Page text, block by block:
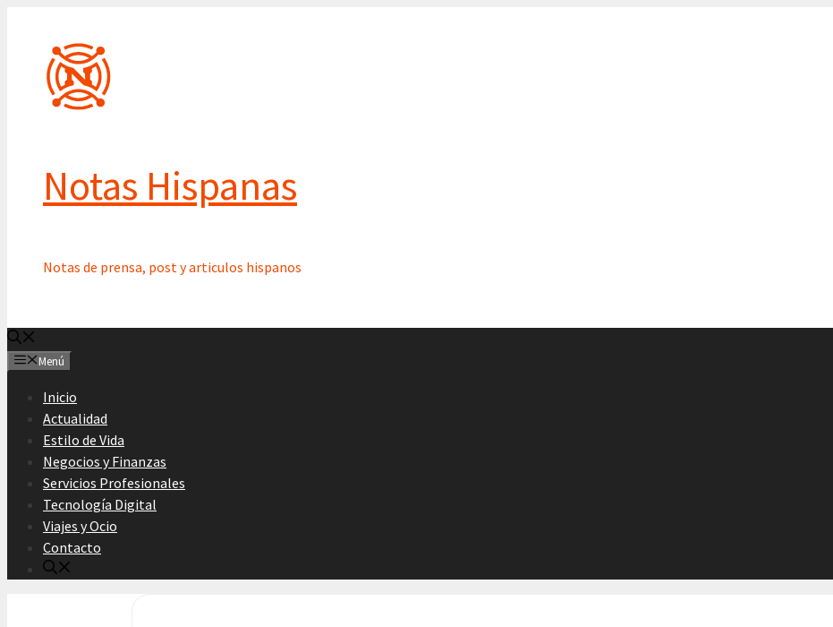
contenido
Notas Hispanas
Notas de prensa, post y articulos hispanos
Menú
Inicio
Actualidad
Estilo de Vida
Negocios y Finanzas
Servicios Profesionales
Tecnología Digital
Viajes y Ocio
Contacto